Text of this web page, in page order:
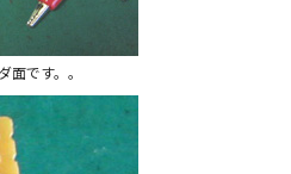
です。。